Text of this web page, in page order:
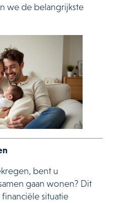
we de belangrijkste
bent u
gaan wonen? Dit
situatie